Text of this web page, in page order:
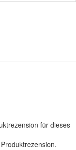
für dieses
.